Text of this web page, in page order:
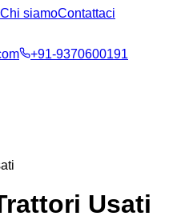
Chi siamoContattaci
+91-9370600191
Usati